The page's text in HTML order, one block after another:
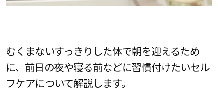
むくまないすっきりした体で朝を迎えるため
に、前日の夜や寝る前などに習慣付けたいセル
フケアについて解説します。